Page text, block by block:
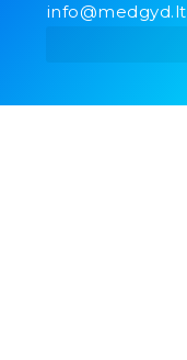
info@medgyd.lt